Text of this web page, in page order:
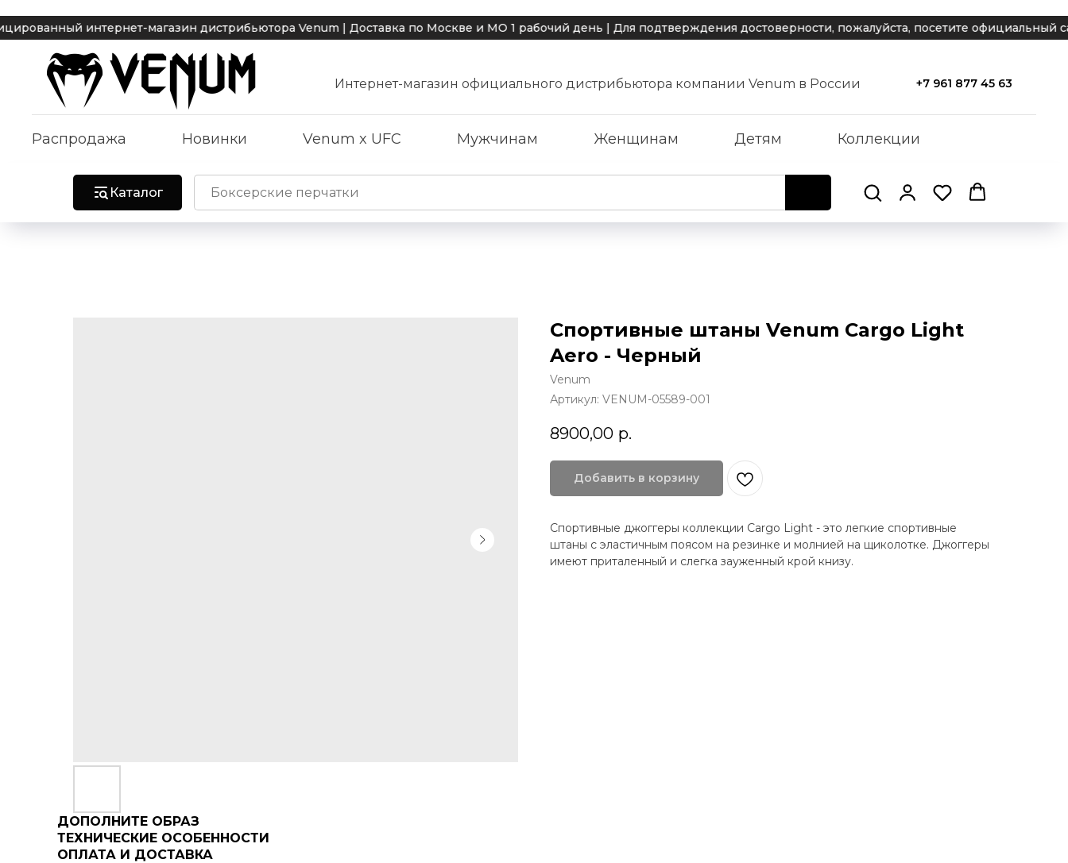
интернет-магазин дистрибьютора Venum | Доставка по Москве и МО 1 рабочий день | Для подтверждения достоверности, пожалуйста, посетите официальный
Интернет-магазин официального дистрибьютора компании Venum в России +7 961 877 45 63
Распродажа Новинки Venum x UFC Мужчинам Женщинам Детям Коллекции
Каталог
Спортивные штаны Venum Cargo Light
Aero - Черный
Venum
Артикул: VENUM-05589-001
8900,00 р.
Добавить в корзину
Спортивные джоггеры коллекции Cargo Light - это легкие спортивные
штаны с эластичным поясом на резинке и молнией на щиколотке. Джоггеры
имеют приталенный и слегка зауженный крой книзу.
ДОПОЛНИТЕ ОБРАЗ
ТЕХНИЧЕСКИЕ ОСОБЕННОСТИ
ОПЛАТА И ДОСТАВКА